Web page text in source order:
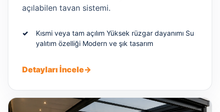
açılabilen tavan sistemi.
Kısmi veya tam açılım Yüksek rüzgar dayanımı Su
yalıtım özelliği Modern ve şık tasarım
Detayları İncele→